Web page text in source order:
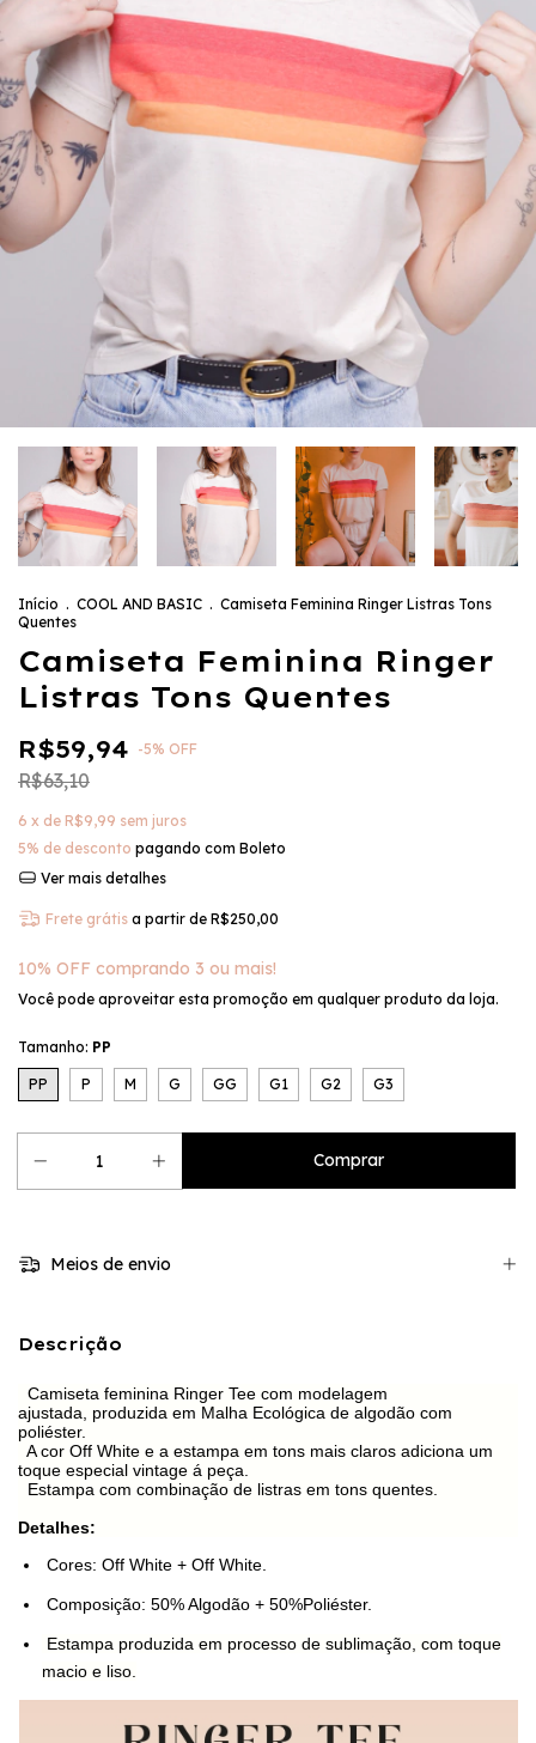
Início . COOL AND BASIC . Camiseta Feminina Ringer Listras Tons
Quentes
Camiseta Feminina Ringer
Listras Tons Quentes
R$59,94 -5% OFF
R$63,10
6 x de R$9,99 sem juros
5% de desconto pagando com Boleto
Ver mais detalhes
Frete grátis a partir de R$250,00
10% OFF comprando 3 ou mais!
Você pode aproveitar esta promoção em qualquer produto da loja.
Tamanho: PP
PP P M G GG G1 G2 G3
Meios de envio
Descrição
Camiseta feminina Ringer Tee com modelagem
ajustada, produzida em Malha Ecológica de algodão com
poliéster.
A cor Off White e a estampa em tons mais claros adiciona um
toque especial vintage á peça.
Estampa com combinação de listras em tons quentes.
Detalhes:
Cores: Off White + Off White.
Composição: 50% Algodão + 50%Poliéster.
Estampa produzida em processo de sublimação, com toque
macio e liso.